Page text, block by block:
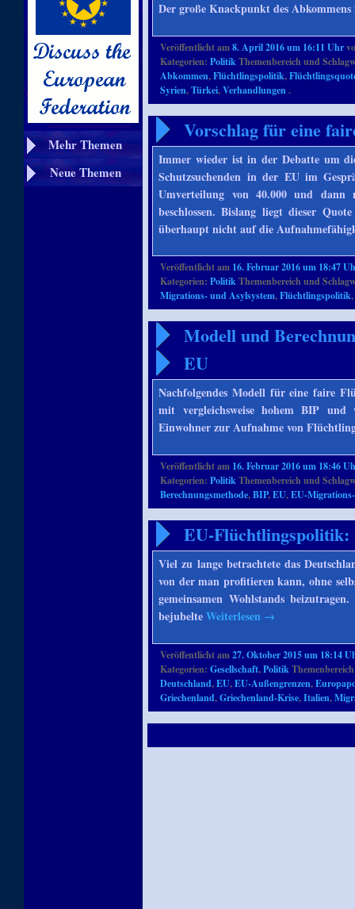
Mehr Themen
Neue Themen
Der große Knackpunkt des
Veröffentlicht am8. April 2016 um 16:11 Uhr
Kategorien:PolitikThemenbereich und
Abkommen,Flüchtlingspolitik,
Syrien,Türkei,Verhandlungen.
Vorschlag für eine
Immer wieder ist in der Debatte um
Schutzsuchenden in der EU im
Umverteilung von 40.000 und dann
beschlossen. Bislang liegt dieser
überhaupt nicht auf die
Veröffentlicht am 16. Februar 2016 um 18:47
Kategorien:PolitikThemenbereich und
Migrations- und Asylsystem,Flüchtlingspolitik
Modell und
EU
Nachfolgendes Modell für eine faire
mit vergleichsweise hohem BIP und
Einwohner zur Aufnahme von
Veröffentlicht am 16. Februar 2016 um 18:46
Kategorien:PolitikThemenbereich und
Berechnungsmethode,BIP,EU,EU-
EU-Flüchtlingspolitik:
Viel zu lange betrachtete das
von der man profitieren kann, ohne
gemeinsamen Wohlstands
bejubelteWeiterlesen →
Veröffentlicht am27. Oktober 2015 um 18:14
Kategorien:Gesellschaft,Politik
Deutschland,EU,EU-Außengrenzen,
Griechenland,Griechenland-Krise,Italien,